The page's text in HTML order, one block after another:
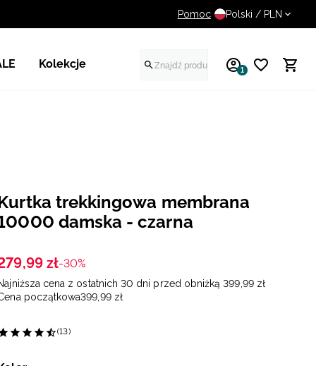
UWAGA NA FAŁSZYWE
Pomoc Polski / PLN
Kolekcje 1
trekkingowa membrana
damska - czarna
,99 zł-30%
cena z ostatnich 30 dni przed obniżką 399 99 zł
początkowa399 99 zł
(13)